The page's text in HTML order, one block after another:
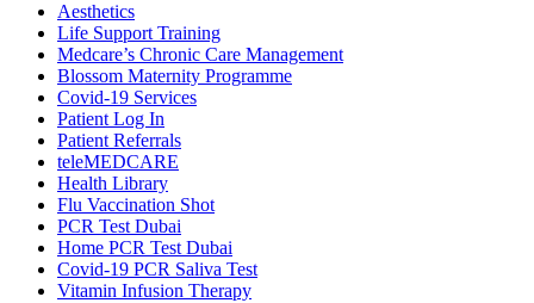
Aesthetics
Life Support Training
Medcare’s Chronic Care Management
Blossom Maternity Programme
Covid-19 Services
Patient Log In
Patient Referrals
teleMEDCARE
Health Library
Flu Vaccination Shot
PCR Test Dubai
Home PCR Test Dubai
Covid-19 PCR Saliva Test
Vitamin Infusion Therapy